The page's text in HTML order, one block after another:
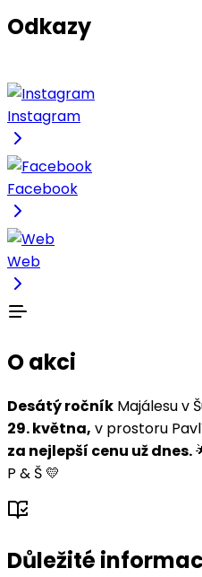
Odkazy
Instagram
Facebook
Web
O akci
Desátý ročník Majálesu v
29. května, v prostoru
za nejlepší cenu už dnes.
P & Š 💛
Důležité